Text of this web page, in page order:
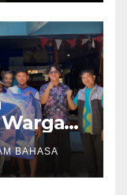
Warga
BAHASA